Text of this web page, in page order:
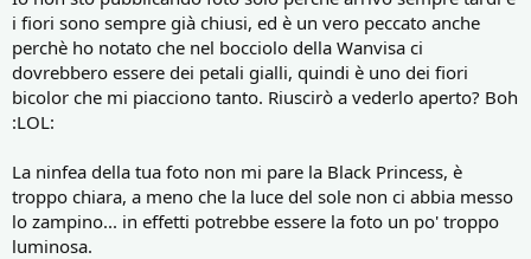
i fiori sono sempre già chiusi, ed è un vero peccato anche
perchè ho notato che nel bocciolo della Wanvisa ci
dovrebbero essere dei petali gialli, quindi è uno dei fiori
bicolor che mi piacciono tanto. Riuscirò a vederlo aperto? Boh
:LOL:
La ninfea della tua foto non mi pare la Black Princess, è
troppo chiara, a meno che la luce del sole non ci abbia messo
lo zampino... in effetti potrebbe essere la foto un po' troppo
luminosa.